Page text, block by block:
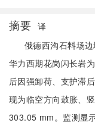
摘要 译
俄德西沟石料场
华力西期花岗闪长岩
后因强卸荷、支护滞
现为临空方向鼓胀、
303.05 mm。监测显